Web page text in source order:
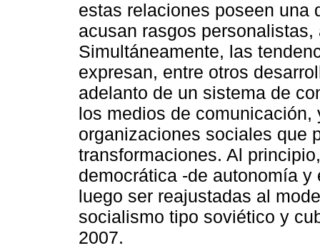
estas relaciones poseen una
acusan rasgos
Simultáneamente, las
expresan, entre otros
adelanto de un sistema de
los medios de
organizaciones sociales que
transformaciones. Al
democrática -de autonomía
luego ser reajustadas al
socialismo tipo soviético y
2007.